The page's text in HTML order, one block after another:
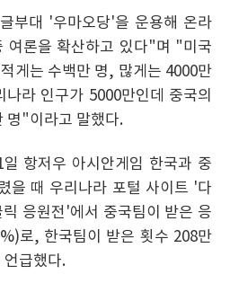
부대 '우마오당'을 운용해 온라
여론을 확산하고 있다"며 "미국
게는 수백만 명, 많게는 4000만
라 인구가 5000만인데 중국의
명"이라고 말했다.
항저우 아시안게임 한국과 중
을 때 우리나라 포털 사이트 '다
응원전'에서 중국팀이 받은 응
로, 한국팀이 받은 횟수 208만
급했다.